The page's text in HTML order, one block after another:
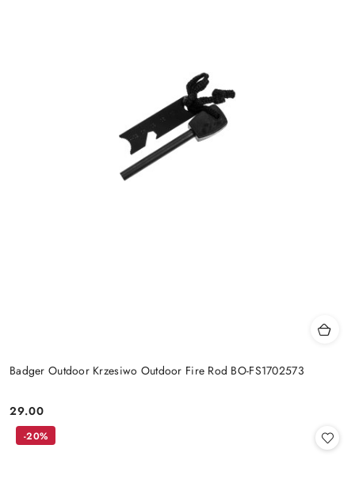
Badger Outdoor Krzesiwo Outdoor Fire Rod BO-FS1702573
Cena:
29.00
-20%